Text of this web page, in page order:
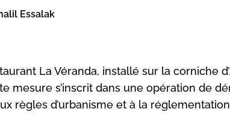
Essalak
La Véranda, installé sur la corniche
mesure s’inscrit dans une opération de
règles d’urbanisme et à la